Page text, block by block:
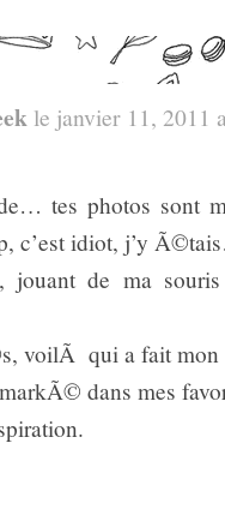
le janvier 11, 2011
tes photos sont
c’est idiot, j’y
jouant de ma
voilÃ qui a fait mon
dans mes